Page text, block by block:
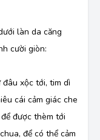
làn da căng
cười giòn:
xộc tới, tim dì
cái cảm giác che
được thèm tới
để có thể cảm